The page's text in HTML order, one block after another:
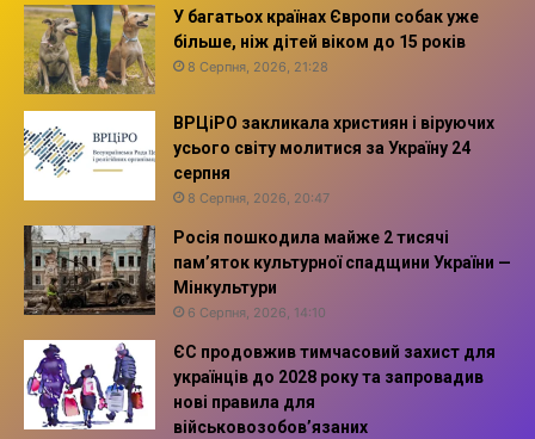
У багатьох країнах Європи собак уже
більше, ніж дітей віком до 15 років
8 Серпня, 2026, 21:28
ВРЦіРО закликала християн і віруючих
усього світу молитися за Україну 24
серпня
8 Серпня, 2026, 20:47
Росія пошкодила майже 2 тисячі
пам’яток культурної спадщини України —
Мінкультури
6 Серпня, 2026, 14:10
ЄС продовжив тимчасовий захист для
українців до 2028 року та запровадив
нові правила для
військовозобов’язаних